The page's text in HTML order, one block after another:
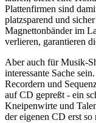
Plattenfirmen sind
platzsparend und
Magnettonbänder im
verlieren, garantieren
Aber auch für Musik-
interessante Sache
Recordern und
auf CD gepreßt - ein
Kneipenwirte und
der eigenen CD erst